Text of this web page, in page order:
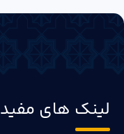
لینک های مفید